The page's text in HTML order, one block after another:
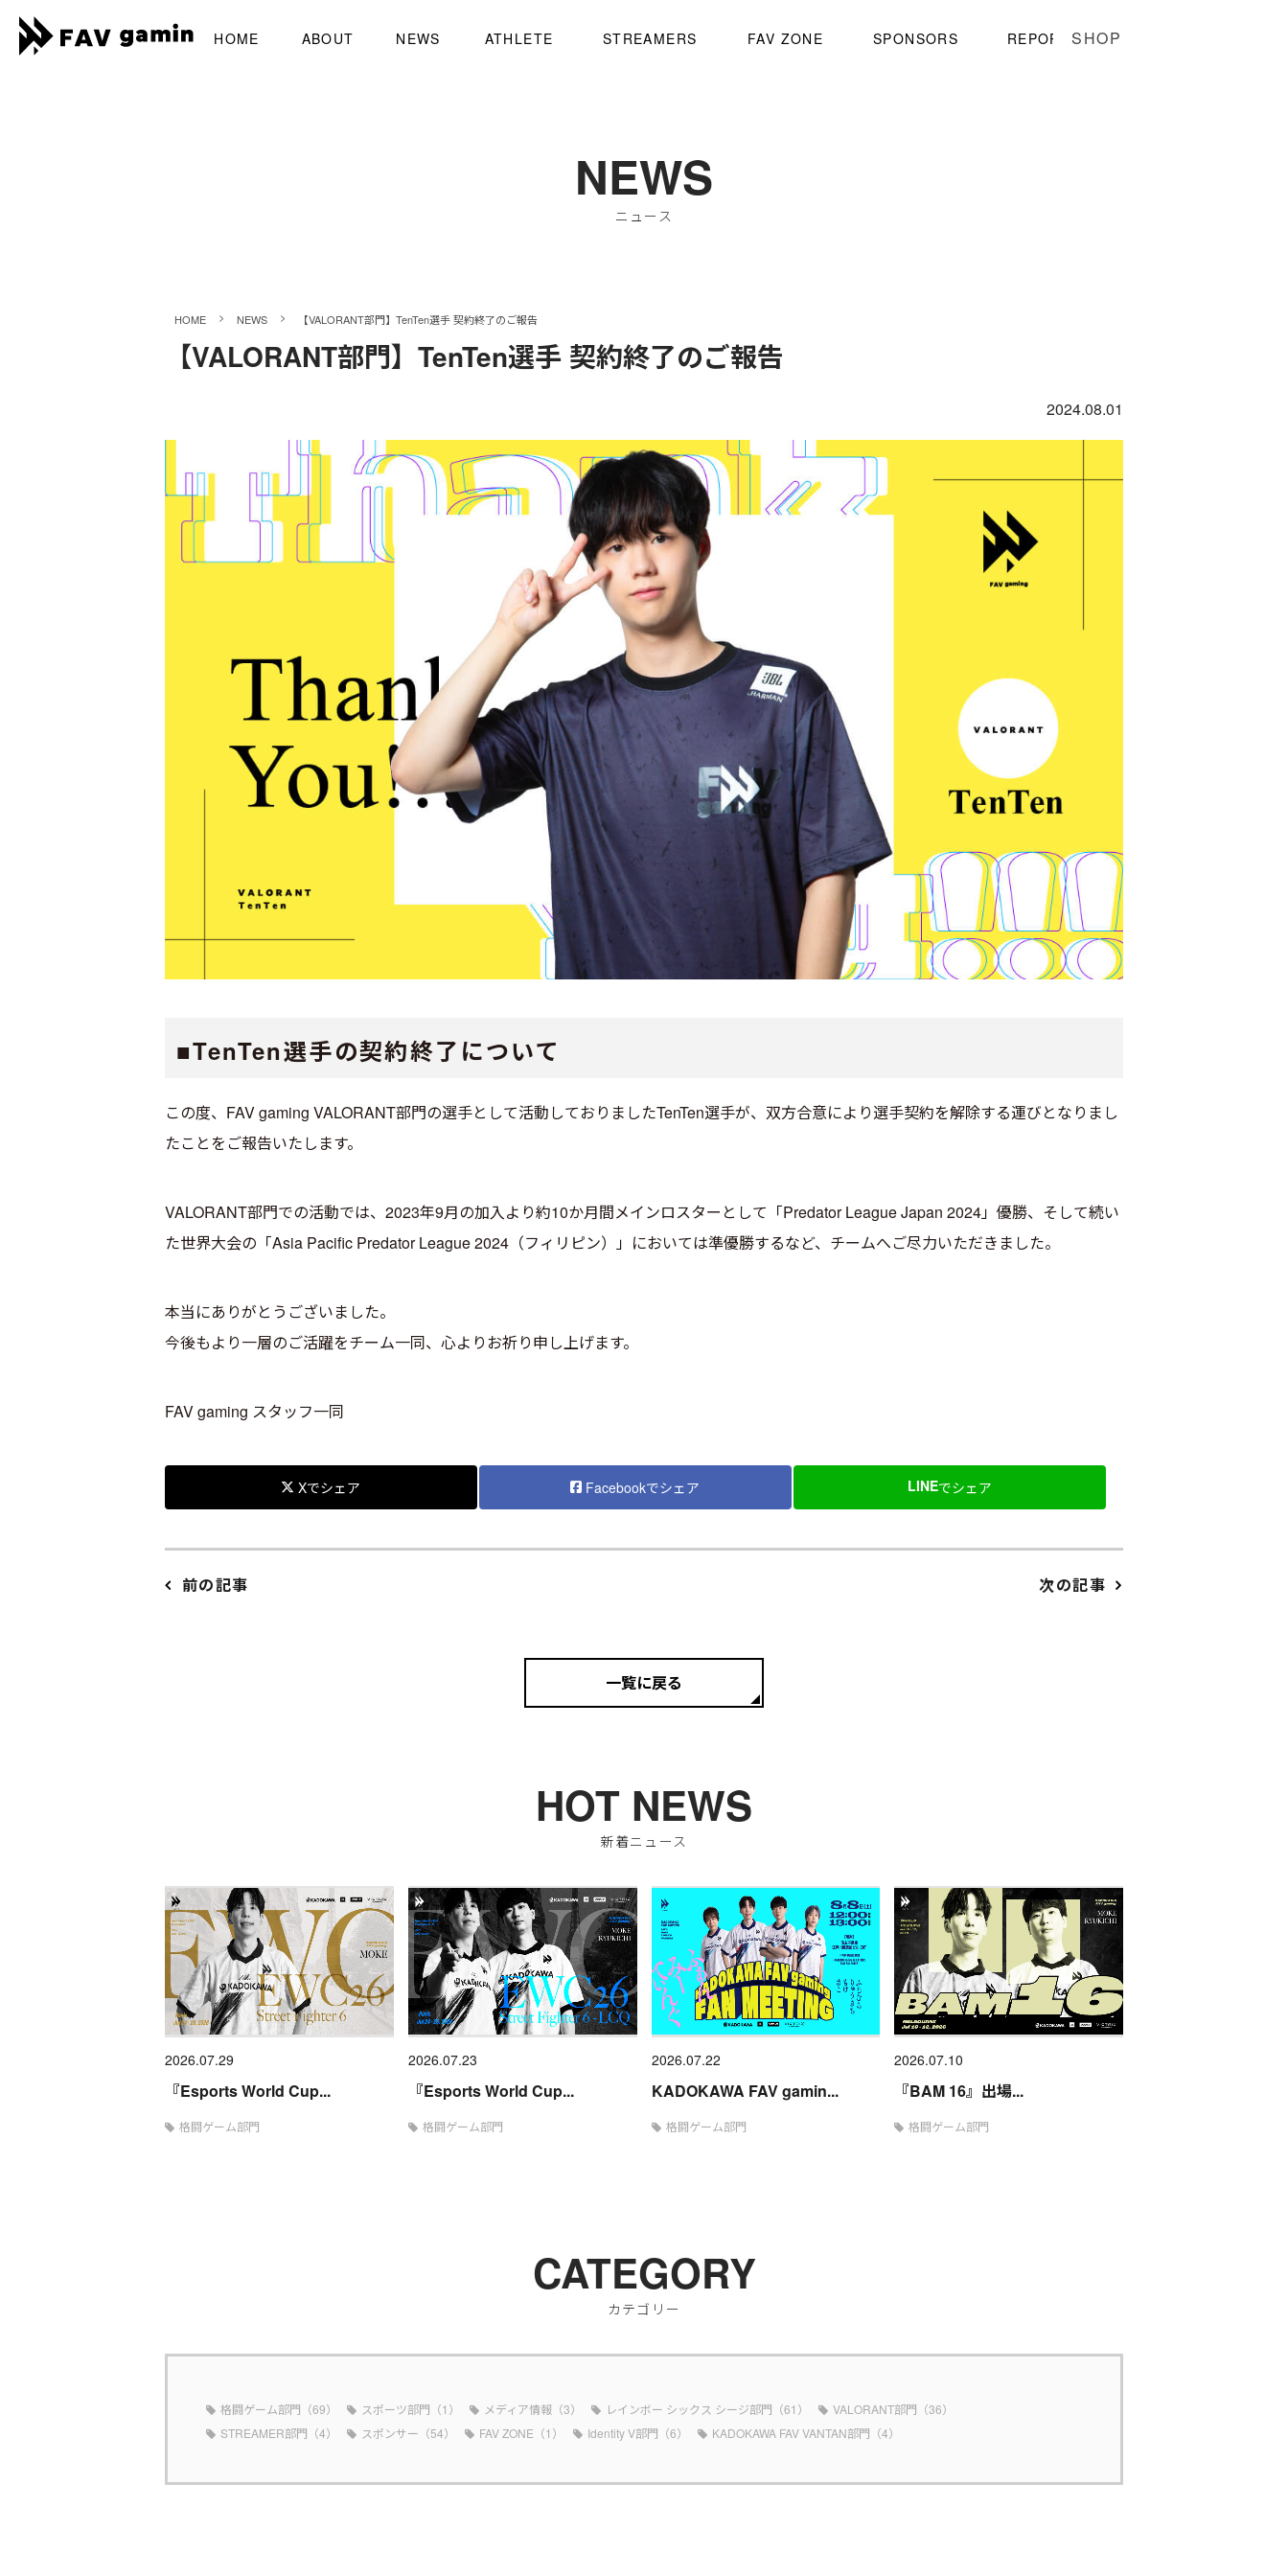
HOME ABOUT NEWS ATHLETE STREAMERS FAV ZONE SPONSORS REPORT SHOP
NEWS
ニュース
HOME > NEWS > 【VALORANT部門】TenTen選手 契約終了のご報告
【VALORANT部門】TenTen選手 契約終了のご報告
2024.08.01
■TenTen選手の契約終了について
この度、FAV gaming VALORANT部門の選手として活動しておりましたTenTen選手が、双方合意により選手契約を解除する運びとなりまし
たことをご報告いたします。
VALORANT部門での活動では、2023年9月の加入より約10か月間メインロスターとして「Predator League Japan 2024」優勝、そして続い
た世界大会の「Asia Pacific Predator League 2024（フィリピン）」においては準優勝するなど、チームへご尽力いただきました。
本当にありがとうございました。
今後もより一層のご活躍をチーム一同、心よりお祈り申し上げます。
FAV gaming スタッフ一同
Xでシェア Facebookでシェア LINEでシェア
前の記事 次の記事
一覧に戻る
HOT NEWS
新着ニュース
2026.07.29
『Esports World Cup...
格闘ゲーム部門
2026.07.23
『Esports World Cup...
格闘ゲーム部門
2026.07.22
KADOKAWA FAV gamin...
格闘ゲーム部門
2026.07.10
『BAM 16』出場...
格闘ゲーム部門
CATEGORY
カテゴリー
格闘ゲーム部門（69） スポーツ部門（1） メディア情報（3） レインボー シックス シージ部門（61）
VALORANT部門（36）
STREAMER部門（4）
スポンサー（54） FAV ZONE（1） Identity V部門（6） KADOKAWA FAV VANTAN部門（4）